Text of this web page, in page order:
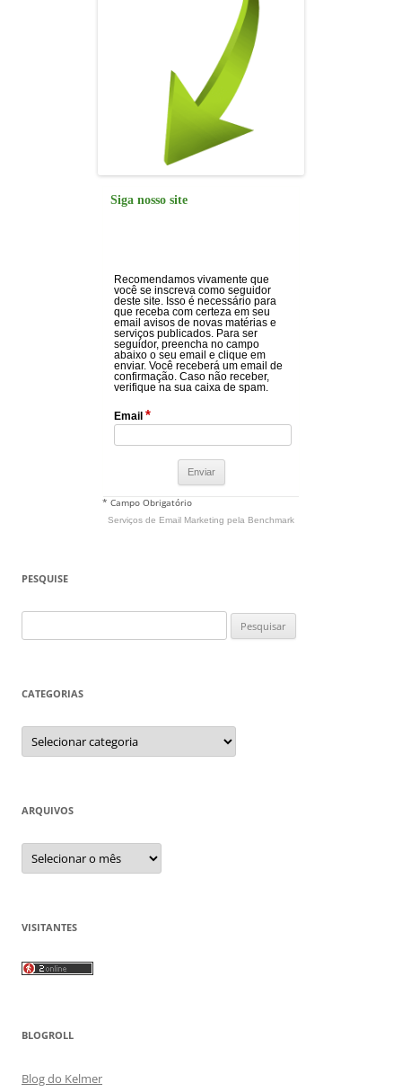
Siga nosso site
Recomendamos vivamente que
você se inscreva como seguidor
deste site. Isso é necessário para
que receba com certeza em seu
email avisos de novas matérias e
serviços publicados. Para ser
seguidor, preencha no campo
abaixo o seu email e clique em
enviar. Você receberá um email de
confirmação. Caso não receber,
verifique na sua caixa de spam.
Email *
* Campo Obrigatório
Serviços de Email Marketing pela Benchmark
PESQUISE
por:
CATEGORIAS
Categorias
ARQUIVOS
Arquivos
VISITANTES
BLOGROLL
Blog do Kelmer